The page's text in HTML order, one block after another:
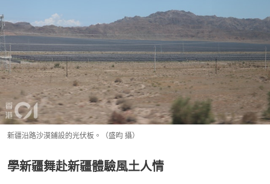
新疆沿路沙漠鋪設的光伏板。（盛昀 攝）
學新疆舞赴新疆體驗風土人情